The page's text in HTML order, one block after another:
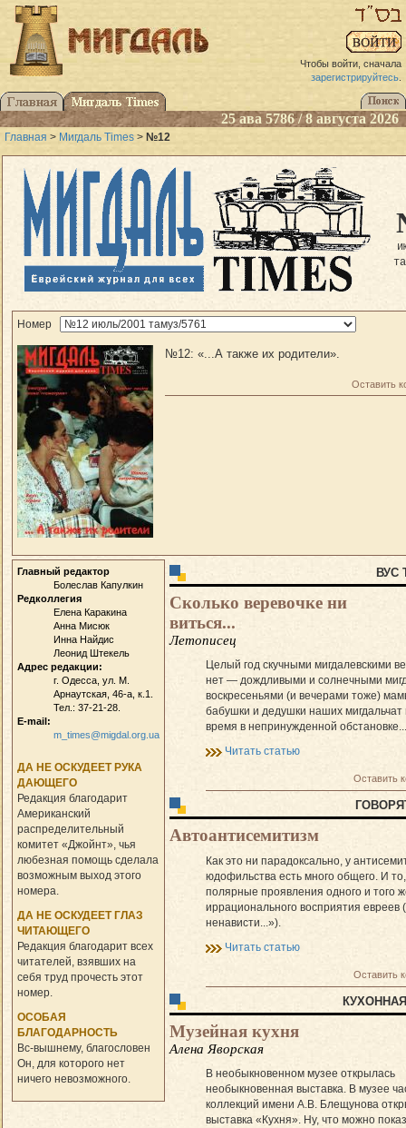
Чтобы войти, сначала
зарегистрируйтесь.
25 ава 5786 / 8 августа 2026
Главная > Мигдаль Times > №12
Номер
№12: «...А также их родители».
Оставить
Главный редактор
Болеслав Капулкин
Редколлегия
Елена Каракина
Анна Мисюк
Инна Найдис
Леонид Штекель
Адрес редакции:
г. Одесса, ул. М.
Арнаутская, 46-а, к.1.
Тел.: 37-21-28.
E-mail:
m_times@migdal.org.ua
ДА НЕ ОСКУДЕЕТ РУКА
ДАЮЩЕГО
Редакция благодарит
Американский
распределительный
комитет «Джойнт», чья
любезная помощь сделала
возможным выход этого
номера.
ДА НЕ ОСКУДЕЕТ ГЛАЗ
ЧИТАЮЩЕГО
Редакция благодарит всех
читателей, взявших на
себя труд прочесть этот
номер.
ОСОБАЯ
БЛАГОДАРНОСТЬ
Вс-вышнему, благословен
Он, для которого нет
ничего невозможного.
ВУС
Сколько веревочке ни
виться...
Летописец
Целый год скучными мигдалевскими
нет — дождливыми и солнечными
воскресеньями (и вечерами тоже)
бабушки и дедушки наших мигдальчат
время в непринужденной обстановке...
Читать статью
Оставить
Автоантисемитизм
Как это ни парадоксально, у
юдофильства есть много общего. И
полярные проявления одного и того
иррационального восприятия евреев
ненависти...»).
Читать статью
Оставить
Музейная кухня
Алена Яворская
В необыкновенном музее открылась
необыкновенная выставка. В музее
коллекций имени А.В. Блещунова
выставка «Кухня». Ну, что можно